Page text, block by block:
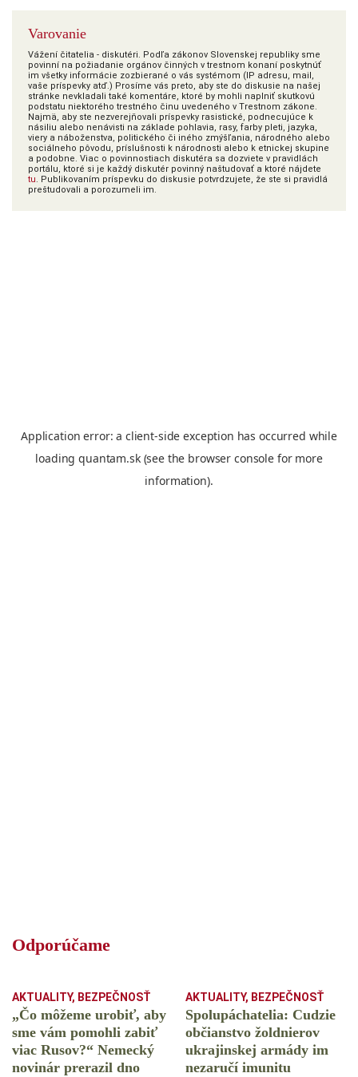
Varovanie
Vážení čitatelia - diskutéri. Podľa zákonov Slovenskej republiky sme
povinní na požiadanie orgánov činných v trestnom konaní poskytnúť
im všetky informácie zozbierané o vás systémom (IP adresu, mail,
vaše príspevky atď.) Prosíme vás preto, aby ste do diskusie na našej
stránke nevkladali také komentáre, ktoré by mohli naplniť skutkovú
podstatu niektorého trestného činu uvedeného v Trestnom zákone.
Najmä, aby ste nezverejňovali príspevky rasistické, podnecujúce k
násiliu alebo nenávisti na základe pohlavia, rasy, farby pleti, jazyka,
viery a náboženstva, politického či iného zmýšľania, národného alebo
sociálneho pôvodu, príslušnosti k národnosti alebo k etnickej skupine
a podobne. Viac o povinnostiach diskutéra sa dozviete v pravidlách
portálu, ktoré si je každý diskutér povinný naštudovať a ktoré nájdete
tu. Publikovaním príspevku do diskusie potvrdzujete, že ste si pravidlá
preštudovali a porozumeli im.
Odporúčame
AKTUALITY, BEZPEČNOSŤ
„Čo môžeme urobiť, aby
sme vám pomohli zabiť
viac Rusov?“ Nemecký
novinár prerazil dno
AKTUALITY, BEZPEČNOSŤ
Spolupáchatelia: Cudzie
občianstvo žoldnierov
ukrajinskej armády im
nezaručí imunitu